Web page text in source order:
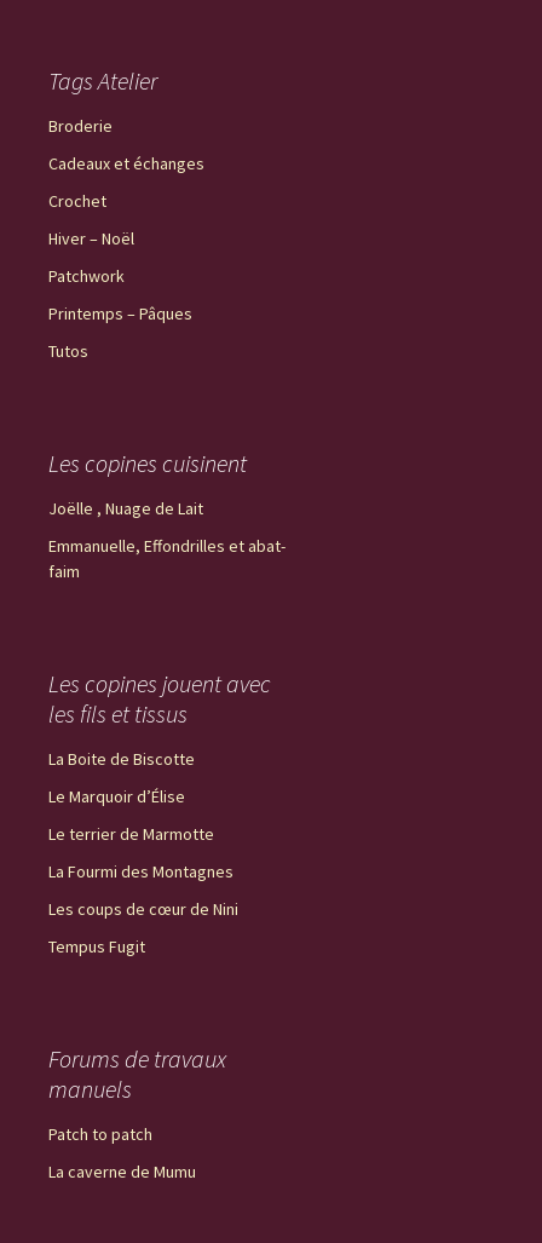
Tags Atelier
Broderie
Cadeaux et échanges
Crochet
Hiver – Noël
Patchwork
Printemps – Pâques
Tutos
Les copines cuisinent
Joëlle , Nuage de Lait
Emmanuelle, Effondrilles et abat-
faim
Les copines jouent avec
les fils et tissus
La Boite de Biscotte
Le Marquoir d’Élise
Le terrier de Marmotte
La Fourmi des Montagnes
Les coups de cœur de Nini
Tempus Fugit
Forums de travaux
manuels
Patch to patch
La caverne de Mumu